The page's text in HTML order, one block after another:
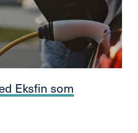
Eksfin som